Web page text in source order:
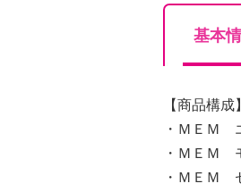
基本
【商品構成】
・ＭＥＭ
・ＭＥＭ
・ＭＥＭ